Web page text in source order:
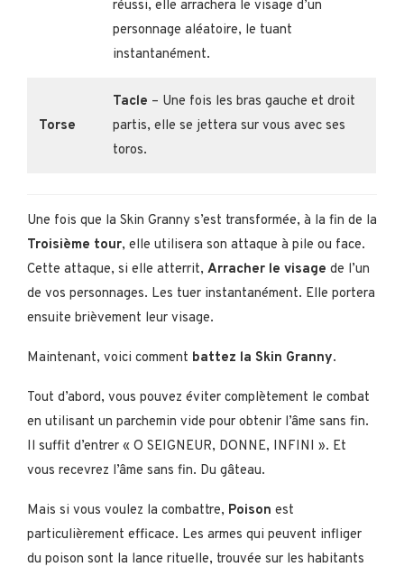
réussi, elle arrachera le visage d’un
personnage aléatoire, le tuant
instantanément.
Torse
Tacle – Une fois les bras gauche et droit
partis, elle se jettera sur vous avec ses
toros.
Une fois que la Skin Granny s’est transformée, à la fin de la
Troisième tour, elle utilisera son attaque à pile ou face.
Cette attaque, si elle atterrit, Arracher le visage de l’un
de vos personnages. Les tuer instantanément. Elle portera
ensuite brièvement leur visage.
Maintenant, voici comment battez la Skin Granny.
Tout d’abord, vous pouvez éviter complètement le combat
en utilisant un parchemin vide pour obtenir l’âme sans fin.
Il suffit d’entrer « O SEIGNEUR, DONNE, INFINI ». Et
vous recevrez l’âme sans fin. Du gâteau.
Mais si vous voulez la combattre, Poison est
particulièrement efficace. Les armes qui peuvent infliger
du poison sont la lance rituelle, trouvée sur les habitants